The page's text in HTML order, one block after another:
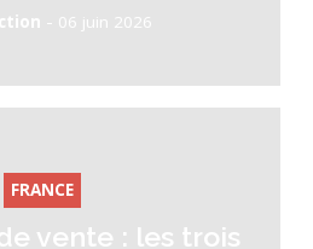
- 06 juin 2026
FRANCE
vente : les trois